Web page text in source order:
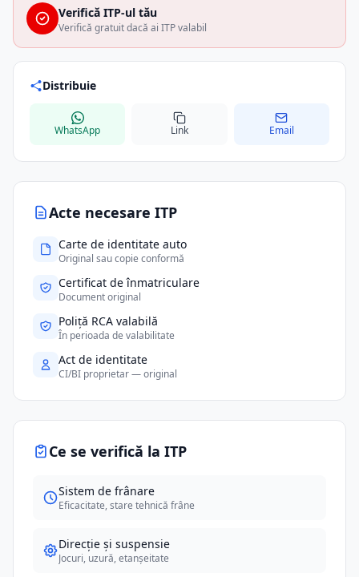
Acte necesare ITP
Carte de identitate auto
Original sau copie conformă
Certificat de înmatriculare
Document original
Poliță RCA valabilă
În perioada de valabilitate
Act de identitate
CI/BI proprietar — original
Ce se verifică la ITP
Sistem de frânare
Eficacitate, stare tehnică frâne
Direcție și suspensie
Jocuri, uzură, etanșeitate
Verifică ITP-ul tău
Verifică gratuit dacă ai ITP valabil
Distribuie
WhatsApp Link Email